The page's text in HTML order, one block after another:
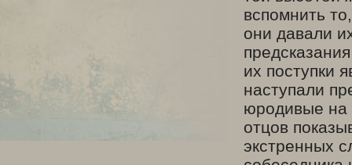
вспомнить
они давали
их поступки
наступали
юродивые на
отцов
экстренных